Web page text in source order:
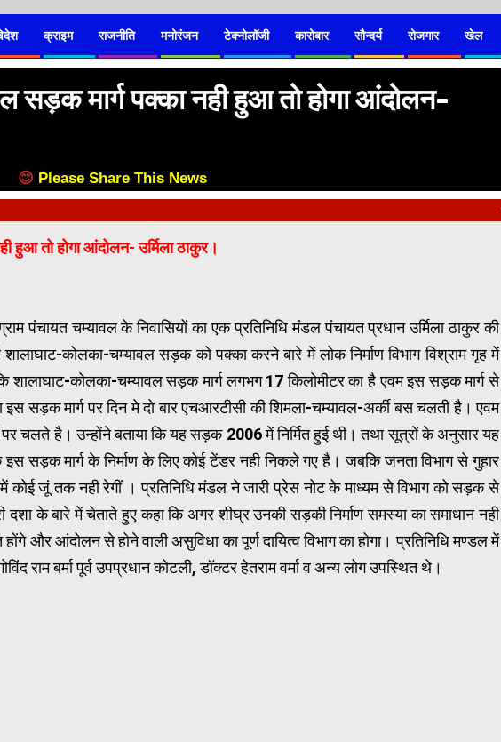
क्राइम राजनीति मनोरंजन टेक्नोलॉजी कारोबार सौन्दर्य रोजगार खेल
सड़क मार्ग पक्का नही हुआ तो होगा आंदोलन-
😊 Please Share This News
हुआ तो होगा आंदोलन- उर्मिला ठाकुर।
पंचायत चम्यावल के निवासियों का एक प्रतिनिधि मंडल पंचायत प्रधान उर्मिला ठाकुर की
कोलका-चम्यावल सड़क को पक्का करने बारे में लोक निर्माण विभाग विश्राम गृह में
शालाघाट-कोलका-चम्यावल सड़क मार्ग लगभग 17 किलोमीटर का है एवम इस सड़क मार्ग से
सड़क मार्ग पर दिन मे दो बार एचआरटीसी की शिमला-चम्यावल-अर्की बस चलती है। एवम
चलते है। उन्होंने बताया कि यह सड़क 2006 में निर्मित हुई थी। तथा सूत्रों के अनुसार यह
सड़क मार्ग के निर्माण के लिए कोई टेंडर नही निकले गए है। जबकि जनता विभाग से गुहार
कोई जूं तक नही रेगीं । प्रतिनिधि मंडल ने जारी प्रेस नोट के माध्यम से विभाग को सड़क से
के बारे में चेताते हुए कहा कि अगर शीघ्र उनकी सड़की निर्माण समस्या का समाधान नही
और आंदोलन से होने वाली असुविधा का पूर्ण दायित्व विभाग का होगा। प्रतिनिधि मण्डल में
राम बर्मा पूर्व उपप्रधान कोटली, डॉक्टर हेतराम वर्मा व अन्य लोग उपस्थित थे।